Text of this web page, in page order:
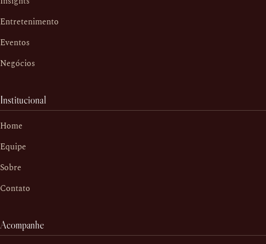
Entretenimento
Eventos
Negócios
Institucional
Home
Equipe
Sobre
Contato
Acompanhe